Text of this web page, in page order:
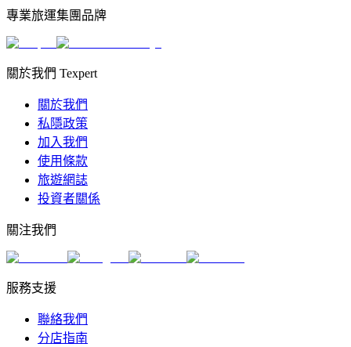
專業旅運集團品牌
關於我們 Texpert
關於我們
私隱政策
加入我們
使用條款
旅遊網誌
投資者關係
關注我們
服務支援
聯絡我們
分店指南